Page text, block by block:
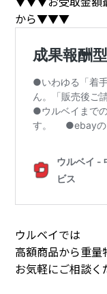
から▼▼▼
ウルベイでは
高額商品から重量
お気軽にご相談く